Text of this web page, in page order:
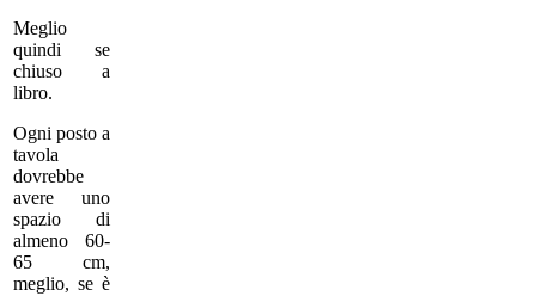
Meglio
quindi se
chiuso a
libro.
Ogni posto a
tavola
dovrebbe
avere uno
spazio di
almeno 60-
65 cm,
meglio, se è